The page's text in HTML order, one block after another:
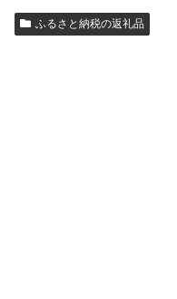
ふるさと納税の返礼品